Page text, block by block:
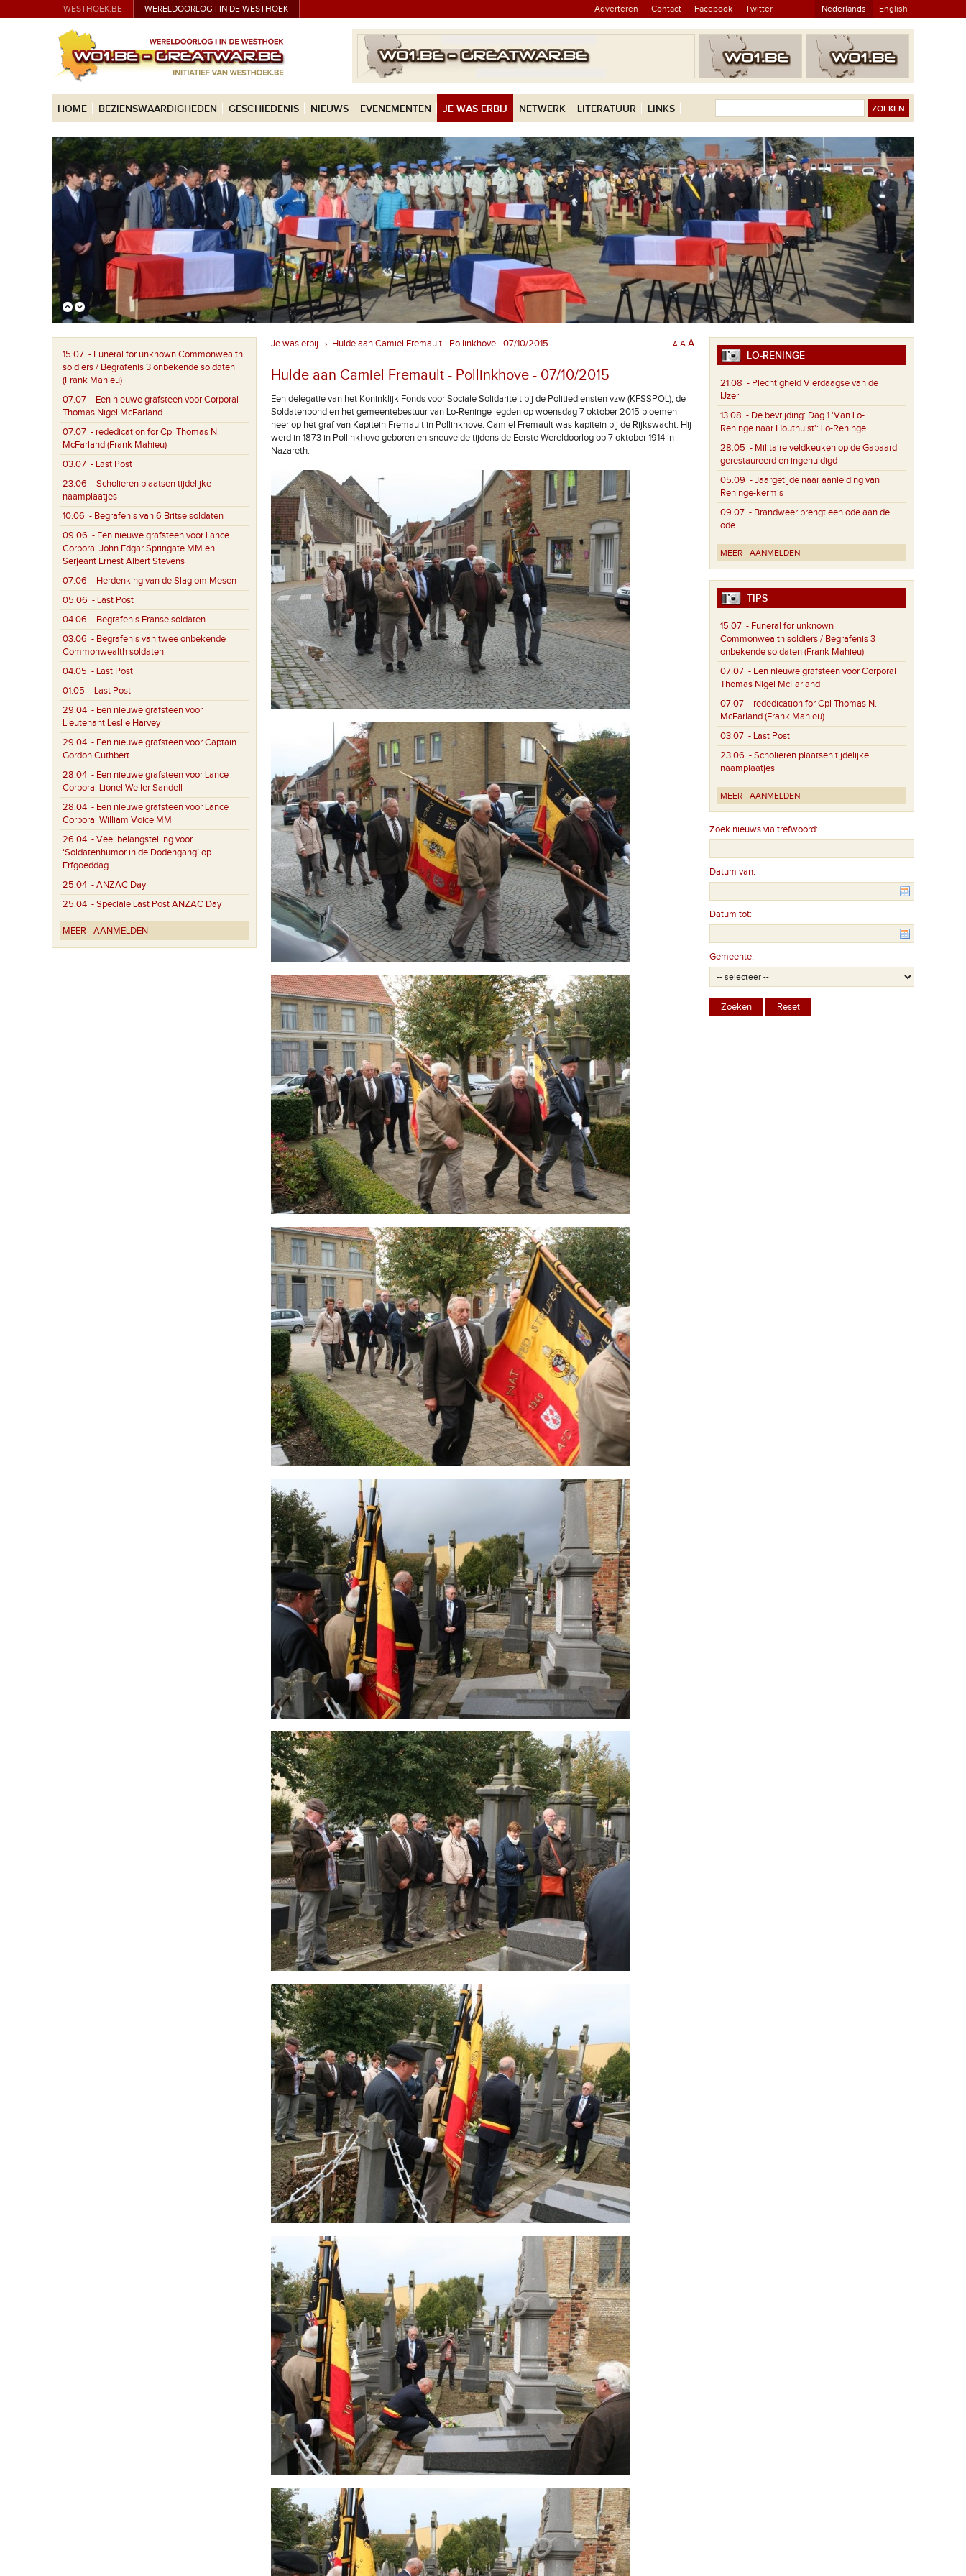
WESTHOEK.BE WERELDOORLOG I IN DE WESTHOEK Adverteren Contact Facebook Twitter Nederlands English
HOME BEZIENSWAARDIGHEDEN GESCHIEDENIS NIEUWS EVENEMENTEN JE WAS ERBIJ NETWERK LITERATUUR LINKS
15.07 - Funeral for unknown Commonwealth
soldiers / Begrafenis 3 onbekende soldaten
(Frank Mahieu)
07.07 - Een nieuwe grafsteen voor Corporal
Thomas Nigel McFarland
07.07 - rededication for Cpl Thomas N.
McFarland (Frank Mahieu)
03.07 - Last Post
23.06 - Scholieren plaatsen tijdelijke
naamplaatjes
10.06 - Begrafenis van 6 Britse soldaten
09.06 - Een nieuwe grafsteen voor Lance
Corporal John Edgar Springate MM en
Serjeant Ernest Albert Stevens
07.06 - Herdenking van de Slag om Mesen
05.06 - Last Post
04.06 - Begrafenis Franse soldaten
03.06 - Begrafenis van twee onbekende
Commonwealth soldaten
04.05 - Last Post
01.05 - Last Post
29.04 - Een nieuwe grafsteen voor
Lieutenant Leslie Harvey
29.04 - Een nieuwe grafsteen voor Captain
Gordon Cuthbert
28.04 - Een nieuwe grafsteen voor Lance
Corporal Lionel Weller Sandell
28.04 - Een nieuwe grafsteen voor Lance
Corporal William Voice MM
26.04 - Veel belangstelling voor
‘Soldatenhumor in de Dodengang’ op
Erfgoeddag
25.04 - ANZAC Day
25.04 - Speciale Last Post ANZAC Day
MEER AANMELDEN
Je was erbij › Hulde aan Camiel Fremault - Pollinkhove - 07/10/2015 A A A
Hulde aan Camiel Fremault - Pollinkhove - 07/10/2015
Een delegatie van het Koninklijk Fonds voor Sociale Solidariteit bij de Politiediensten vzw (KFSSPOL), de
Soldatenbond en het gemeentebestuur van Lo-Reninge legden op woensdag 7 oktober 2015 bloemen
neer op het graf van Kapitein Fremault in Pollinkhove. Camiel Fremault was kapitein bij de Rijkswacht. Hij
werd in 1873 in Pollinkhove geboren en sneuvelde tijdens de Eerste Wereldoorlog op 7 oktober 1914 in
Nazareth.
LO-RENINGE
21.08 - Plechtigheid Vierdaagse van de
IJzer
13.08 - De bevrijding: Dag 1 'Van Lo-
Reninge naar Houthulst': Lo-Reninge
28.05 - Militaire veldkeuken op de Gapaard
gerestaureerd en ingehuldigd
05.09 - Jaargetijde naar aanleiding van
Reninge-kermis
09.07 - Brandweer brengt een ode aan de
ode
MEER AANMELDEN
TIPS
15.07 - Funeral for unknown
Commonwealth soldiers / Begrafenis 3
onbekende soldaten (Frank Mahieu)
07.07 - Een nieuwe grafsteen voor Corporal
Thomas Nigel McFarland
07.07 - rededication for Cpl Thomas N.
McFarland (Frank Mahieu)
03.07 - Last Post
23.06 - Scholieren plaatsen tijdelijke
naamplaatjes
MEER AANMELDEN
Zoek nieuws via trefwoord:
Datum van:
Datum tot:
Gemeente: